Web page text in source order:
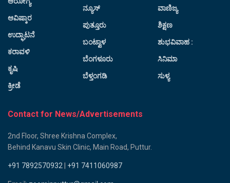
ಆವಿಷ್ಕಾರ
ಉದ್ಘಾಟನೆ
ಕರಾವಳಿ
ಕೃಷಿ
ಕ್ರೀಡೆ
ನ್ಯೂಸ್
ಪುತ್ತೂರು
ಬಂಟ್ವಾಳ
ಬೆಂಗಳೂರು
ಬೆಳ್ತಂಗಡಿ
ವಾಣಿಜ್ಯ
ಶಿಕ್ಷಣ
ಶುಭವಿವಾಹ :
ಸಿನಿಮಾ
ಸುಳ್ಯ
Contact for News/Advertisements
2nd Floor, Shree Krishna Complex,
Behind Kanavu Skin Clinic, Main Road, Puttur.
+91 7892570932 +91 7411060987